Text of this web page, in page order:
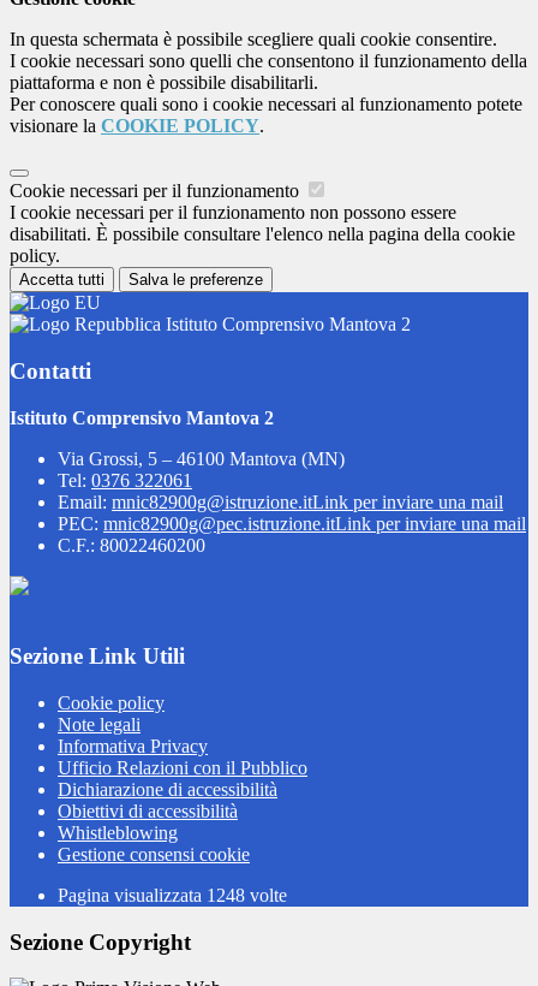
In questa schermata è possibile scegliere quali cookie consentire.
I cookie necessari sono quelli che consentono il funzionamento della
piattaforma e non è possibile disabilitarli.
Per conoscere quali sono i cookie necessari al funzionamento potete
visionare la COOKIE POLICY.
Cookie necessari per il funzionamento
I cookie necessari per il funzionamento non possono essere
disabilitati. È possibile consultare l'elenco nella pagina della cookie
policy.
Accetta tutti Salva le preferenze
Istituto Comprensivo Mantova 2
Contatti
Istituto Comprensivo Mantova 2
Via Grossi, 5 – 46100 Mantova (MN)
Tel: 0376 322061
Email: mnic82900g@istruzione.itLink per inviare una mail
PEC: mnic82900g@pec.istruzione.itLink per inviare una mail
C.F.: 80022460200
Sezione Link Utili
Cookie policy
Note legali
Informativa Privacy
Ufficio Relazioni con il Pubblico
Dichiarazione di accessibilità
Obiettivi di accessibilità
Whistleblowing
Gestione consensi cookie
Pagina visualizzata 1248 volte
Sezione Copyright